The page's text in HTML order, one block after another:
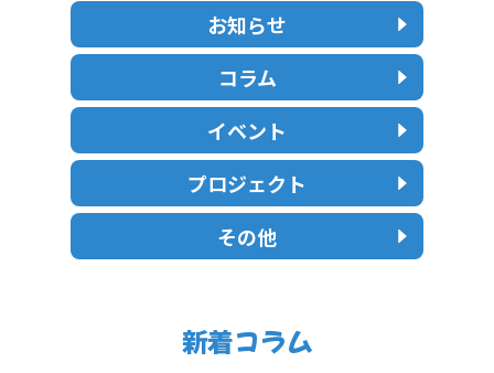
お知らせ
コラム
イベント
プロジェクト
その他
新着コラム